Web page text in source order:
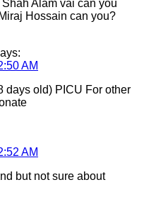
Alam vai can you
Hossain can you?
AM
days old) PICU For other
AM
but not sure about